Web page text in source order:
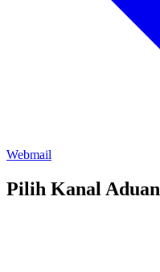
Webmail
Pilih Kanal Aduan